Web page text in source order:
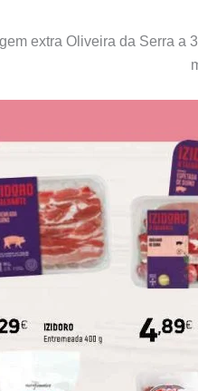
extra Oliveira da Serra a